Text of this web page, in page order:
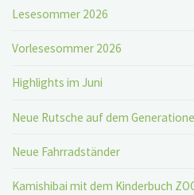
Lesesommer 2026
Vorlesesommer 2026
Highlights im Juni
Neue Rutsche auf dem
Neue Fahrradständer
Kamishibai mit dem Kinderbuch